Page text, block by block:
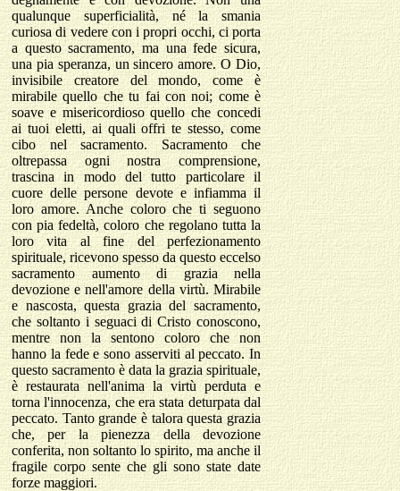
qualunque superficialità, né la smania
curiosa di vedere con i propri occhi, ci porta
a questo sacramento, ma una fede sicura,
una pia speranza, un sincero amore. O Dio,
invisibile creatore del mondo, come è
mirabile quello che tu fai con noi; come è
soave e misericordioso quello che concedi
ai tuoi eletti, ai quali offri te stesso, come
cibo nel sacramento. Sacramento che
oltrepassa ogni nostra comprensione,
trascina in modo del tutto particolare il
cuore delle persone devote e infiamma il
loro amore. Anche coloro che ti seguono
con pia fedeltà, coloro che regolano tutta la
loro vita al fine del perfezionamento
spirituale, ricevono spesso da questo eccelso
sacramento aumento di grazia nella
devozione e nell'amore della virtù. Mirabile
e nascosta, questa grazia del sacramento,
che soltanto i seguaci di Cristo conoscono,
mentre non la sentono coloro che non
hanno la fede e sono asserviti al peccato. In
questo sacramento è data la grazia spirituale,
è restaurata nell'anima la virtù perduta e
torna l'innocenza, che era stata deturpata dal
peccato. Tanto grande è talora questa grazia
che, per la pienezza della devozione
conferita, non soltanto lo spirito, ma anche il
fragile corpo sente che gli sono state date
forze maggiori.